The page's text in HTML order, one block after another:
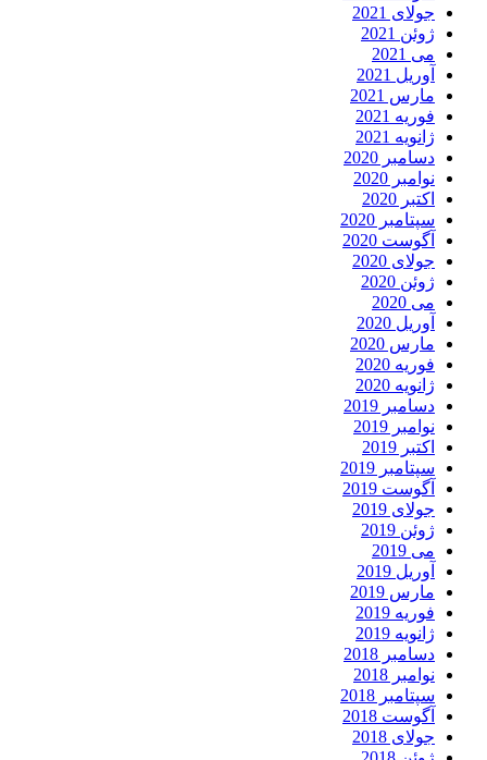
جولای 2021
ژوئن 2021
می 2021
آوریل 2021
مارس 2021
فوریه 2021
ژانویه 2021
دسامبر 2020
نوامبر 2020
اکتبر 2020
سپتامبر 2020
آگوست 2020
جولای 2020
ژوئن 2020
می 2020
آوریل 2020
مارس 2020
فوریه 2020
ژانویه 2020
دسامبر 2019
نوامبر 2019
اکتبر 2019
سپتامبر 2019
آگوست 2019
جولای 2019
ژوئن 2019
می 2019
آوریل 2019
مارس 2019
فوریه 2019
ژانویه 2019
دسامبر 2018
نوامبر 2018
سپتامبر 2018
آگوست 2018
جولای 2018